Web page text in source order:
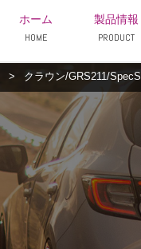
ホーム
HOME
製品情報
PRODUCT
> クラウン/GRS211/SpecS